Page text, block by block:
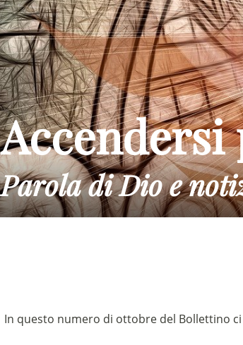
Accendersi
Parola di Dio e
In questo numero di ottobre del Bollettino